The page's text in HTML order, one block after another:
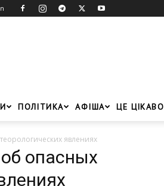
ПОЛІТИКА АФІША ЦЕ ЦІКАВО
явлениях
опасных